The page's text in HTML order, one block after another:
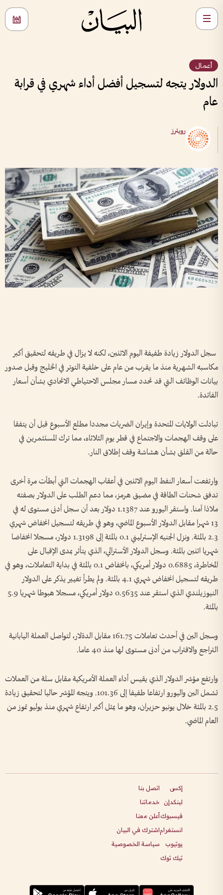
أعمال
الدولار يتجه لتسجيل أفضل أداء شهري في قرابة
عام
رويترز
سجل الدولار زيادة طفيفة ال​يوم الاثنين، لكنه لا يزال في طريقه ‌لتحقيق ​أكبر
مكاسبه الشهرية منذ ما يقرب من عام على خلفية التوتر في الخليج وقبل صدور
بيانات الوظائف التي قد تحدد مسار مجلس الاحتياطي الاتحادي بشأن أسعار
الفائدة.
تبادلت الولايات المتحدة وإيران الضربات ⁠مجددا مطلع الأسبوع قبل أن يتفقا
على وقف الهجمات والاجتماع في قطر يوم الثلاثاء، مما ترك المستثمرين في
حالة من القلق بشأن هشاشة ‌وقف إطلاق النار.
وارتفعت أسعار النفط اليوم الاثنين في أعقاب الهجمات التي أبطأت مرة أخرى
تدفق شحنات ‌الطاقة في مضيق هرمز، مما دعم الطلب ‌على الدولار بصفته
ملاذا آمنا. واستقر اليورو عند ‌1.1387 دولار بعد أن ‌سجل أدنى مستوى له في
2.3 بالمئة. ونزل الجنيه الإسترليني ⁠0.1 بالمئة إلى 1.3198 دولار، مسجلا انخفاضا
شهريا اثنين بالمئة. وسجل الدولار الأسترالي، الذي يتأثر بمدى الإقبال على ​
المخاطرة، 0.6885 ⁠دولار أمريكي، ⁠بانخفاض 0.1 بالمئة في بداية التعاملات، وهو في
طريقه لتسجيل انخفاض شهري 4.1 بالمئة. ولم يطرأ تغيير يذكر ⁠على الدولار
النيوزيلندي الذي استقر عند 0.5635 دولار أمريكي، مسجلا هبوطا شهريا 5.9
بالمئة.
وسجل الين في أحدث تعاملات 161.75 مقابل الدةلار، لتواصل العملة اليابانية
التراجع والاقتراب من أدنى مستوى لها منذ 40 عاما.
وارتفع ‌مؤشر الدولار الذي يقيس أداء العملة الأمريكية مقابل سلة من ​العملات
تشمل الين واليورو ارتفاعا طفيفا إلى 101.36. ويتجه المؤشر حاليا لتحقيق زيادة
2.5 بالمئة خلال يونيو حزيران، وهو ما يمثل أكبر ارتفاع شهري منذ يوليو تموز ​من
العام الماضي.
إكس
لينكدإن
فيسبوك
انستغرام
يوتيوب
تيك توك
اتصل بنا
خدماتنا
أعلن معنا
اشترك في البيان
سياسة الخصوصية